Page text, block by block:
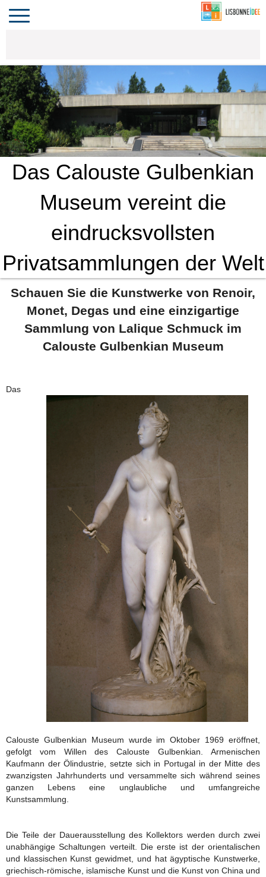
LE PORTUGAL
Toggle
navigation
Das Calouste Gulbenkian
Museum vereint die
eindrucksvollsten
Privatsammlungen der Welt
Schauen Sie die Kunstwerke von Renoir,
Monet, Degas und eine einzigartige
Sammlung von Lalique Schmuck im
Calouste Gulbenkian Museum
Das
Calouste Gulbenkian Museum wurde im Oktober 1969 eröffnet,
gefolgt vom Willen des Calouste Gulbenkian. Armenischen
Kaufmann der Ölindustrie, setzte sich in Portugal in der Mitte des
zwanzigsten Jahrhunderts und versammelte sich während seines
ganzen Lebens eine unglaubliche und umfangreiche
Kunstsammlung.
Die Teile der Dauerausstellung des Kollektors werden durch zwei
unabhängige Schaltungen verteilt. Die erste ist der orientalischen
und klassischen Kunst gewidmet, und hat ägyptische Kunstwerke,
griechisch-römische, islamische Kunst und die Kunst von China und